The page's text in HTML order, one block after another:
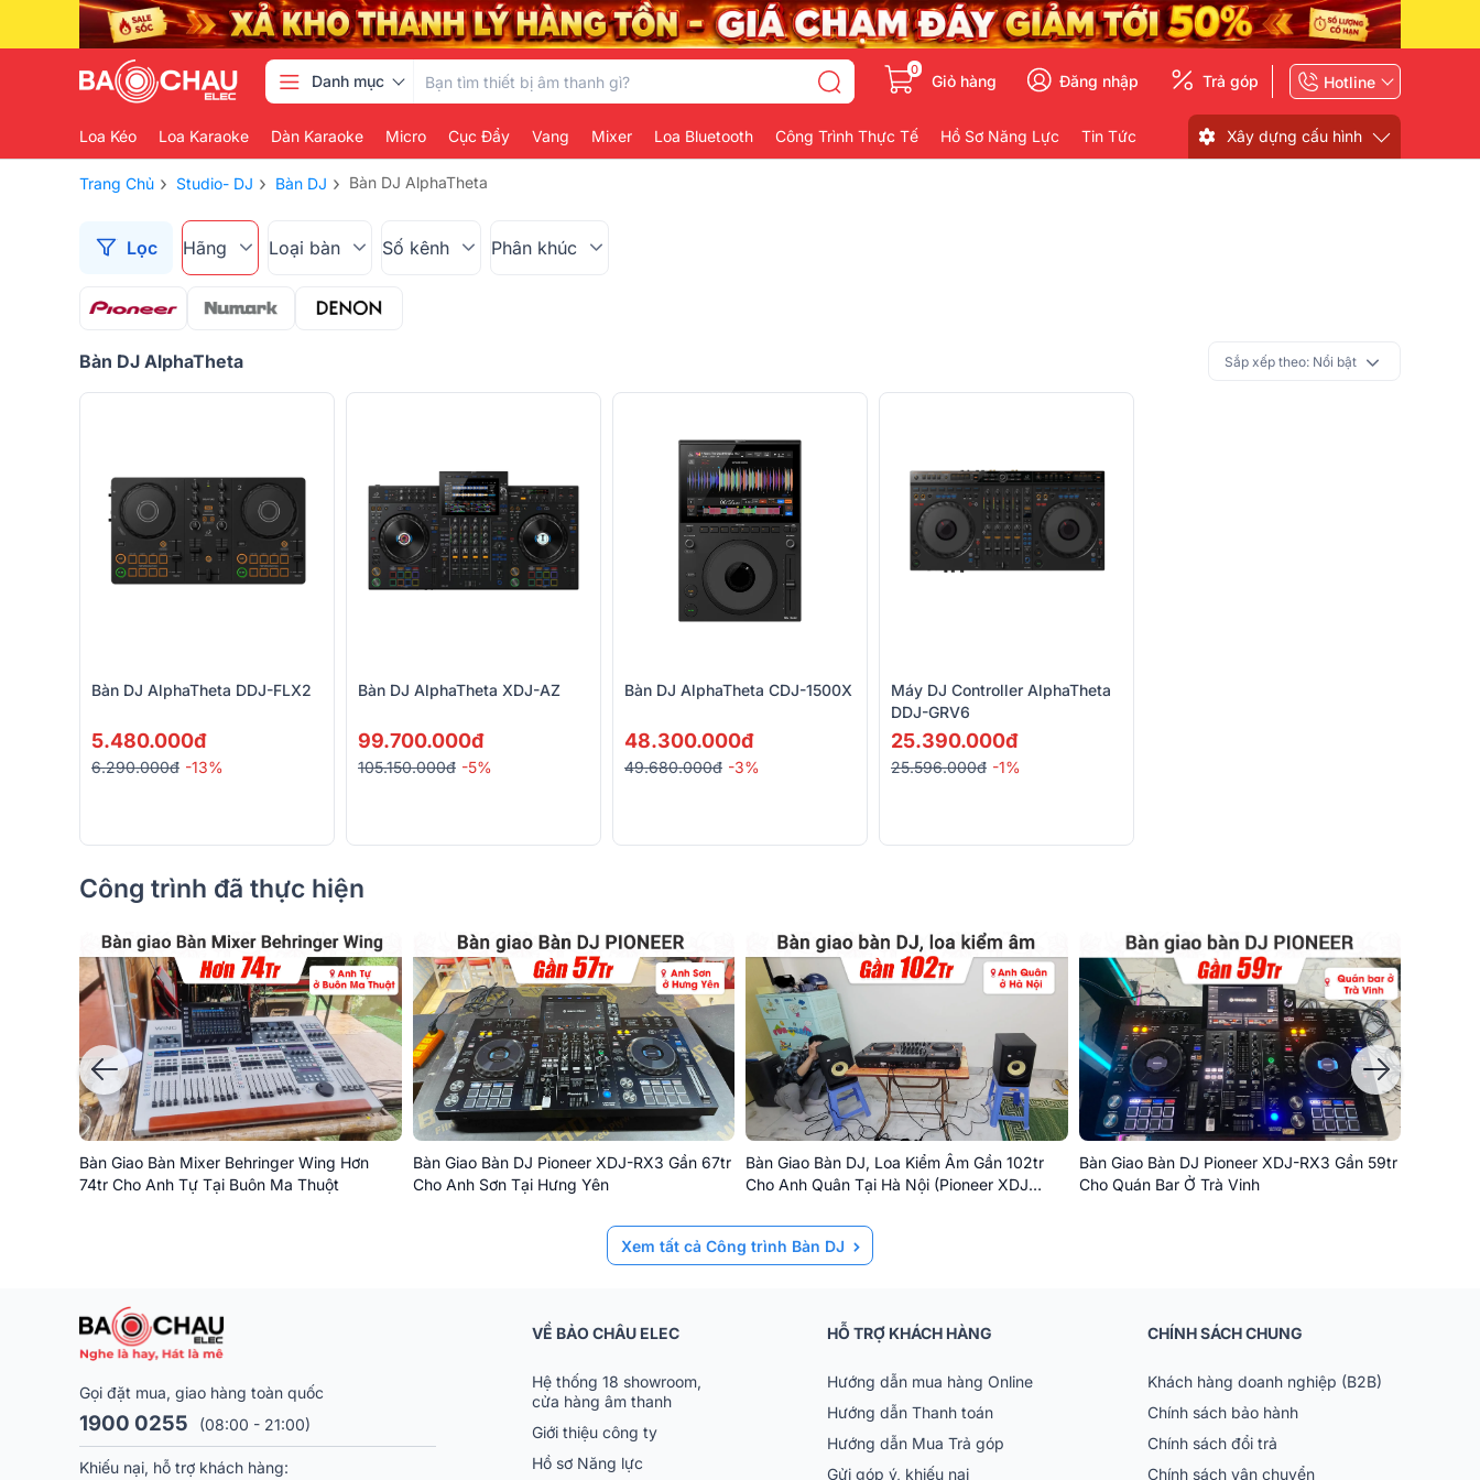
Danh mục
0
Giỏ hàng Đăng nhập Trả góp Hotline
Loa Kéo Loa Karaoke Dàn Karaoke Micro Cục Đẩy Vang Mixer Loa Bluetooth Công Trình Thực Tế Hồ Sơ Năng Lực Tin Tức Xây dựng cấu hình
Trang Chủ › Studio- DJ › Bàn DJ › Bàn DJ AlphaTheta
Lọc Hãng Loại bàn Số kênh Phân khúc
Bàn DJ AlphaTheta Sắp xếp theo: Nổi bật
Bàn DJ AlphaTheta DDJ-FLX2
5.480.000đ
6.290.000đ -13%
Bàn DJ AlphaTheta XDJ-AZ
99.700.000đ
105.150.000đ -5%
Bàn DJ AlphaTheta CDJ-1500X
48.300.000đ
49.680.000đ -3%
Máy DJ Controller AlphaTheta
DDJ-GRV6
25.390.000đ
25.596.000đ -1%
Công trình đã thực hiện
Bàn Giao Bàn Mixer Behringer Wing Hơn
74tr Cho Anh Tự Tại Buôn Ma Thuột
Bàn Giao Bàn DJ Pioneer XDJ-RX3 Gần 67tr
Cho Anh Sơn Tại Hưng Yên
Bàn Giao Bàn DJ, Loa Kiểm Âm Gần 102tr
Cho Anh Quân Tại Hà Nội (Pioneer XDJ
Bàn Giao Bàn DJ Pioneer XDJ-RX3 Gần 59tr
Cho Quán Bar Ở Trà Vinh
Xem tất cả Công trình Bàn DJ
Gọi đặt mua, giao hàng toàn quốc
1900 0255 (08:00 - 21:00)
Khiếu nại, hỗ trợ khách hàng:
VỀ BẢO CHÂU ELEC
Hệ thống 18 showroom,
cửa hàng âm thanh
Giới thiệu công ty
Hồ sơ Năng lực
HỖ TRỢ KHÁCH HÀNG
Hướng dẫn mua hàng Online
Hướng dẫn Thanh toán
Hướng dẫn Mua Trả góp
Gửi góp ý, khiếu nại
CHÍNH SÁCH CHUNG
Khách hàng doanh nghiệp (B2B)
Chính sách bảo hành
Chính sách đổi trả
Chính sách vận chuyển